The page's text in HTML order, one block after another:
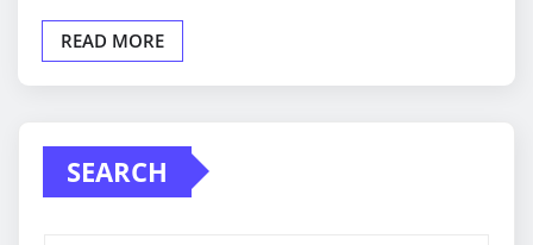
READ MORE
SEARCH